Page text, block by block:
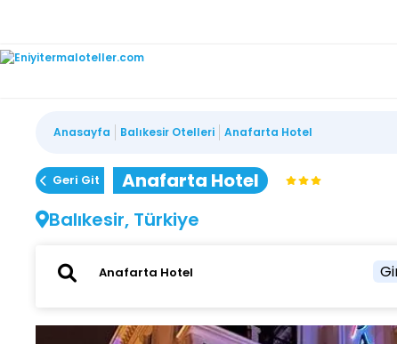
Anasayfa Balıkesir Otelleri Anafarta Hotel
Geri Git
Anafarta Hotel
Balıkesir, Türkiye